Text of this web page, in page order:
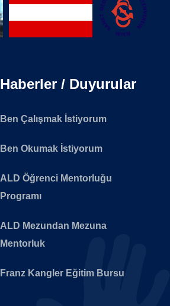
Haberler / Duyurular
Ben Çalışmak İstiyorum
Ben Okumak İstiyorum
ALD Öğrenci Mentorluğu
Programı
ALD Mezundan Mezuna
Mentorluk
Franz Kangler Eğitim Bursu